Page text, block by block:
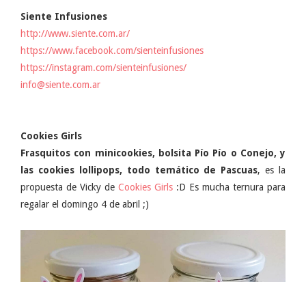
Siente Infusiones
http://www.siente.com.ar/
https://www.facebook.com/sienteinfusiones
https://instagram.com/sienteinfusiones/
info@siente.com.ar
Cookies Girls
Frasquitos con minicookies, bolsita Pío Pío o Conejo, y
las cookies lollipops, todo temático de Pascuas, es la
propuesta de Vicky de Cookies Girls :D Es mucha ternura para
regalar el domingo 4 de abril ;)